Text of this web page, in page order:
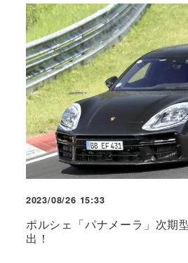
2023/08/26 15:33
ポルシェ「パナメーラ」次期
出！